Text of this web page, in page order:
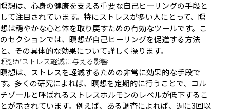
瞑想は、心身の健康を支える重要な自己ヒーリングの手段と
して注目されています。特にストレスが多い人にとって、瞑
想は穏やかな心と体を取り戻すための有効なツールです。こ
のセクションでは、瞑想が自己ヒーリングを促進する方法
と、その具体的な効果について詳しく探ります。
瞑想がストレス軽減に与える影響
瞑想は、ストレスを軽減するための非常に効果的な手段で
す。多くの研究によれば、瞑想を定期的に行うことで、コル
チゾールと呼ばれるストレスホルモンのレベルが低下するこ
とが示されています。例えば、ある調査によれば、週に3回以